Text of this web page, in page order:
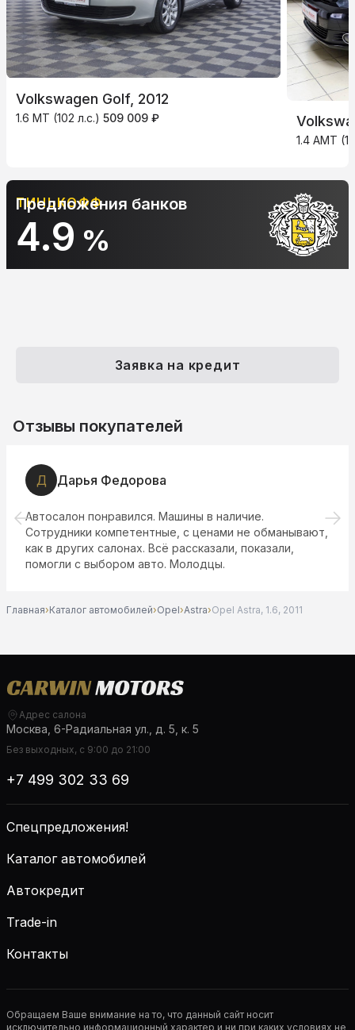
Volkswagen Golf, 2012
1.6 MT (102 л.с.) 509 009 ₽
1.4 AMT
ТИНЬКОФФ
4.9 %
Предложения банков
Заявка на кредит
Отзывы покупателей
Д Дарья Федорова
Автосалон понравился. Машины в наличие.
Сотрудники компетентные, с ценами не обманывают,
как в других салонах. Всё рассказали, показали,
помогли с выбором авто. Молодцы.
Главная›Каталог автомобилей›Opel›Astra›Opel Astra, 1.6, 2011
Адрес салона
Москва, 6-Радиальная ул., д. 5, к. 5
Без выходных, с 9:00 до 21:00
+7 499 302 33 69
Спецпредложения!
Каталог автомобилей
Автокредит
Trade-in
Контакты
Обращаем Ваше внимание на то, что данный сайт носит
исключительно информационный характер и ни при каких условиях не